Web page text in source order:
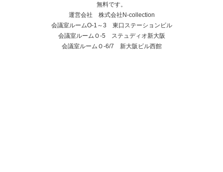
無料です。
運営会社 株式会社N-collection
会議室ルームO-1～3 東口ステーションビル
会議室ルームＯ-5 ステュディオ新大阪
会議室ルームＯ-6/7 新大阪ビル西館